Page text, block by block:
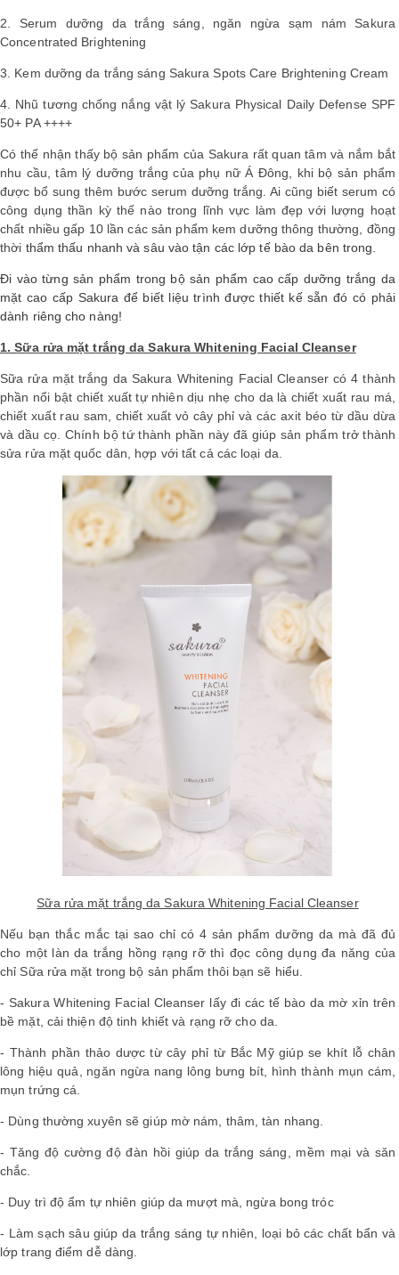
2. Serum dưỡng da trắng sáng, ngăn ngừa sạm nám Sakura
Concentrated Brightening
3. Kem dưỡng da trắng sáng Sakura Spots Care Brightening Cream
4. Nhũ tương chống nắng vật lý Sakura Physical Daily Defense SPF
50+ PA ++++
Có thể nhận thấy bộ sản phẩm của Sakura rất quan tâm và nắm bắt
nhu cầu, tâm lý dưỡng trắng của phụ nữ Á Đông, khi bộ sản phẩm
được bổ sung thêm bước serum dưỡng trắng. Ai cũng biết serum có
công dụng thần kỳ thế nào trong lĩnh vực làm đẹp với lượng hoạt
chất nhiều gấp 10 lần các sản phẩm kem dưỡng thông thường, đồng
thời thẩm thấu nhanh và sâu vào tận các lớp tế bào da bên trong.
Đi vào từng sản phẩm trong bộ sản phẩm cao cấp dưỡng trắng da
mặt cao cấp Sakura để biết liệu trình được thiết kế sẵn đó có phải
dành riêng cho nàng!
1. Sữa rửa mặt trắng da Sakura Whitening Facial Cleanser
Sữa rửa mặt trắng da Sakura Whitening Facial Cleanser có 4 thành
phần nổi bật chiết xuất tự nhiên dịu nhẹ cho da là chiết xuất rau má,
chiết xuất rau sam, chiết xuất vỏ cây phỉ và các axit béo từ dầu dừa
và dầu cọ. Chính bộ tứ thành phần này đã giúp sản phẩm trở thành
sửa rửa mặt quốc dân, hợp với tất cả các loại da.
Sữa rửa mặt trắng da Sakura Whitening Facial Cleanser
Nếu bạn thắc mắc tại sao chỉ có 4 sản phẩm dưỡng da mà đã đủ
cho một làn da trắng hồng rạng rỡ thì đọc công dụng đa năng của
chỉ Sữa rửa mặt trong bộ sản phẩm thôi bạn sẽ hiểu.
- Sakura Whitening Facial Cleanser lấy đi các tế bào da mờ xỉn trên
bề mặt, cải thiện độ tinh khiết và rạng rỡ cho da.
- Thành phần thảo dược từ cây phỉ từ Bắc Mỹ giúp se khít lỗ chân
lông hiệu quả, ngăn ngừa nang lông bưng bít, hình thành mụn cám,
mụn trứng cá.
- Dùng thường xuyên sẽ giúp mờ nám, thâm, tàn nhang.
- Tăng độ cường độ đàn hồi giúp da trắng sáng, mềm mại và săn
chắc.
- Duy trì độ ẩm tự nhiên giúp da mượt mà, ngừa bong tróc
- Làm sạch sâu giúp da trắng sáng tự nhiên, loại bỏ các chất bẩn và
lớp trang điểm dễ dàng.